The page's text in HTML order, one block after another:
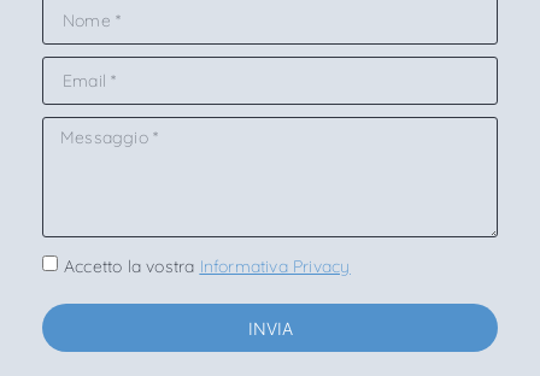
Accetto la vostra Informativa Privacy
INVIA